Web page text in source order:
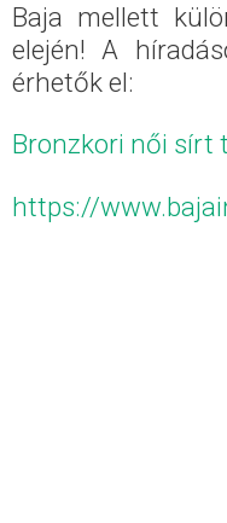
Baja mellett
elején! A
érhetők el:
Bronzkori női sírt
https://